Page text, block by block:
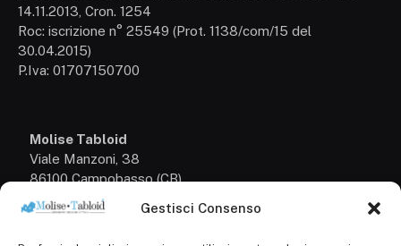
Gestisci Consenso
14.11.2013, Cron. 1254
Roc: iscrizione n° 25549 (Prot. 1138/com/15 del
30.04.2015)
P.Iva: 01707150700
Molise Tabloid
Viale Manzoni, 38
86100 Campobasso (CB)
+39 3333169466